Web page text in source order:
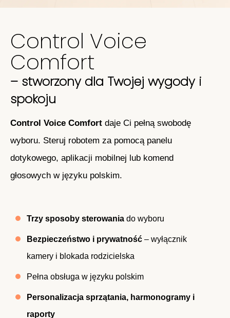
Control Voice
Comfort
– stworzony dla Twojej wygody i
spokoju
Control Voice Comfort daje Ci pełną swobodę
wyboru. Steruj robotem za pomocą panelu
dotykowego, aplikacji mobilnej lub komend
głosowych w języku polskim.
Trzy sposoby sterowania do wyboru
Bezpieczeństwo i prywatność – wyłącznik
kamery i blokada rodzicielska
Pełna obsługa w języku polskim
Personalizacja sprzątania, harmonogramy i
raporty